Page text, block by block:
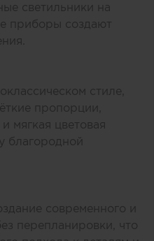
светильники на
приборы создают
стиле,
пропорции,
мягкая цветовая
благородной
современного и
перепланировки, что